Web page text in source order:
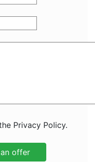
Privacy Policy.